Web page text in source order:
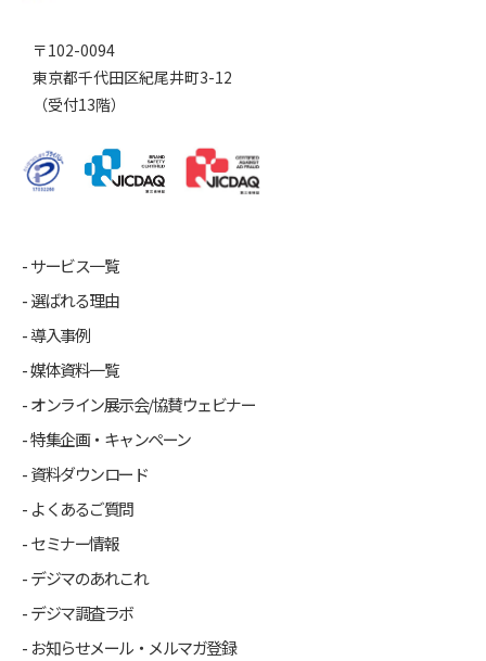
〒102-0094
東京都千代田区紀尾井町3-12
（受付13階）
サービス一覧
選ばれる理由
導入事例
媒体資料一覧
オンライン展示会/協賛ウェビナー
特集企画・キャンペーン
資料ダウンロード
よくあるご質問
セミナー情報
デジマのあれこれ
デジマ調査ラボ
お知らせメール・メルマガ登録